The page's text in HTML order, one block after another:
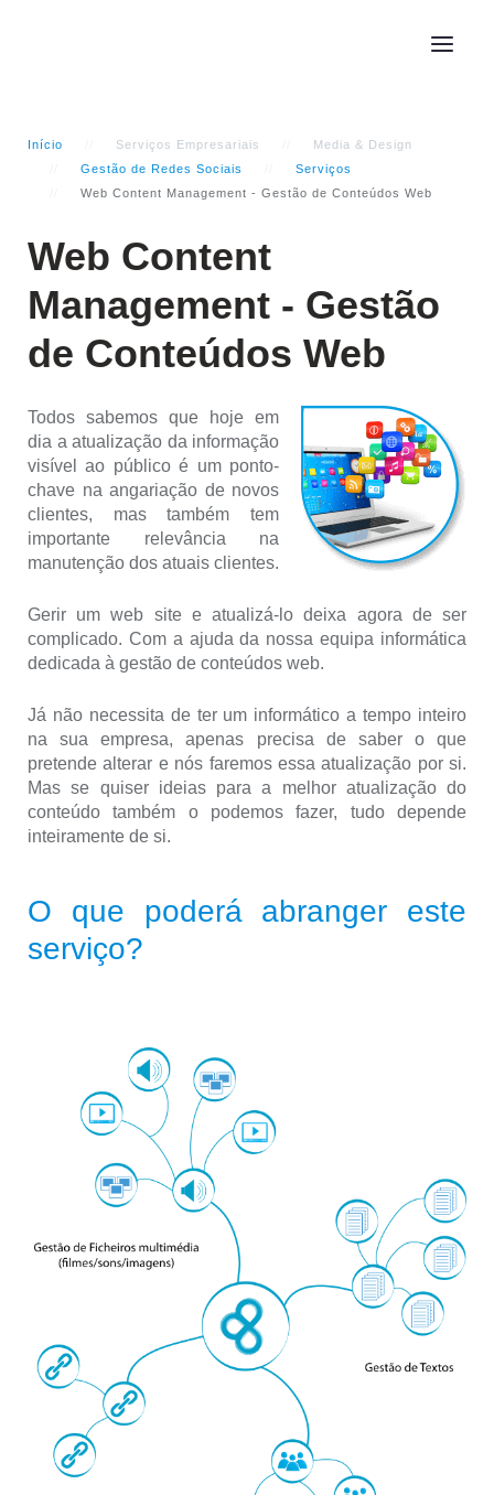
Início Serviços Empresariais
Media & Design
Gestão de Redes Sociais
Serviços
Web Content Management - Gestão de Conteúdos Web
Web Content
Management - Gestão
de Conteúdos Web
Todos sabemos que hoje em
dia a atualização da informação
visível ao público é um ponto-
chave na angariação de novos
clientes, mas também tem
importante relevância na
manutenção dos atuais clientes.
Gerir um web site e atualizá-lo deixa agora de ser
complicado. Com a ajuda da nossa equipa informática
dedicada à gestão de conteúdos web.
Já não necessita de ter um informático a tempo inteiro
na sua empresa, apenas precisa de saber o que
pretende alterar e nós faremos essa atualização por si.
Mas se quiser ideias para a melhor atualização do
conteúdo também o podemos fazer, tudo depende
inteiramente de si.
O que poderá abranger este
serviço?